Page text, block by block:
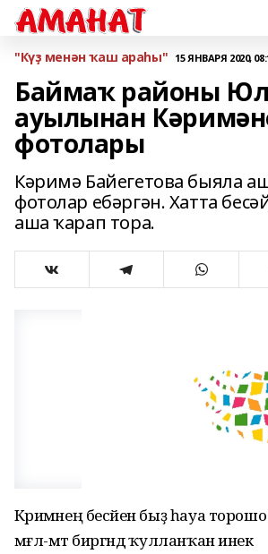
"Күҙ менән ҡаш араһы" 15 ЯНВАРЯ 2020,
Баймаҡ районы
ауылынан
фотолары
Кәримә Байегетова быяла
фотолар ебәргән. Хатта
аша ҡарап тора.
Кәримәнең бесәйен быҙ һауа
мәғл-мәт биргәндә ҡулланҡан инек